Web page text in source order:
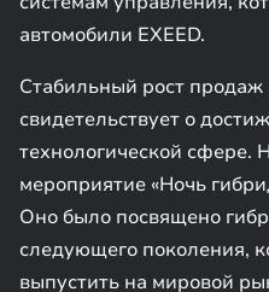
автомобили EXEED.
Стабильный рост продаж
свидетельствует о
технологической сфере.
мероприятие «Ночь
Оно было посвящено
следующего поколения,
выпустить на мировой